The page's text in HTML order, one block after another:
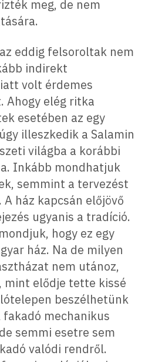
meg, de nem
eddig felsoroltak nem
indirekt
volt érdemes
Ahogy elég ritka
esetében az egy
illeszkedik a Salamin
világba a korábbi
Inkább mondhatjuk
semmint a tervezést
ház kapcsán előjövő
ugyanis a tradíció.
hogy ez egy
ház. Na de milyen
nem utánoz,
mint elődje tette kissé
beszélhetünk
mechanikus
semmi esetre sem
valódi rendről.